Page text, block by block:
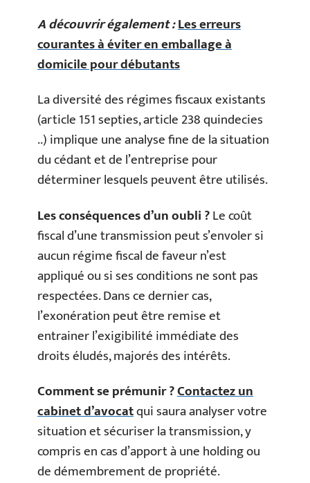
A découvrir également :Les erreurs
courantes à éviter en emballage à
domicile pour débutants
La diversité des régimes fiscaux existants
(article 151 septies, article 238 quindecies
..) implique une analyse fine de la situation
du cédant et de l’entreprise pour
déterminer lesquels peuvent être utilisés.
Les conséquences d’un oubli ?Le coût
fiscal d’une transmission peut s’envoler si
aucun régime fiscal de faveur n’est
appliqué ou si ses conditions ne sont pas
respectées. Dans ce dernier cas,
l’exonération peut être remise et
entrainer l’exigibilité immédiate des
droits éludés, majorés des intérêts.
Comment se prémunir ?Contactez un
cabinet d’avocatqui saura analyser votre
situation et sécuriser la transmission, y
compris en cas d’apport à une holding ou
de démembrement de propriété.